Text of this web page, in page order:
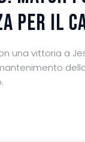
per il
una vittoria a